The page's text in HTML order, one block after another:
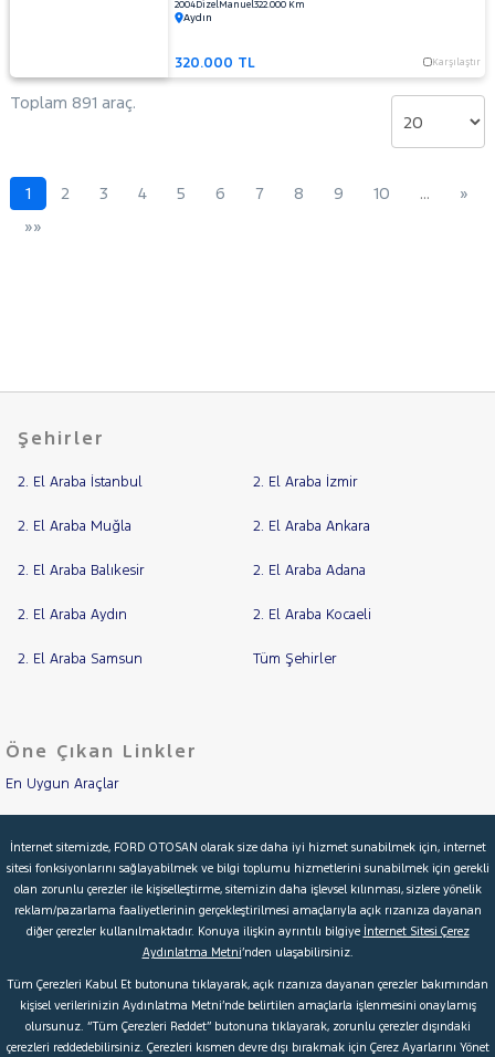
2004DizelManuel322.000 Km
Aydın
320.000 TL Karşılaştır
Toplam 891 araç.
1 2 3 4 5 6 7 8 9 10 …
»
»»
Şehirler
2. El Araba İstanbul 2. El Araba İzmir
2. El Araba Muğla 2. El Araba Ankara
2. El Araba Balıkesir 2. El Araba Adana
2. El Araba Aydın 2. El Araba Kocaeli
2. El Araba Samsun Tüm Şehirler
Öne Çıkan Linkler
En Uygun Araçlar
İkinci El Garanti
Kampanyalar
Kredi Hesaplama & Başvuru
© 2026 Ford Türkiye Ford Kurumsal Hakkımızda
İnternet sitemizde, FORD OTOSAN olarak size daha iyi hizmet sunabilmek için, internet
sitesi fonksiyonlarını sağlayabilmek ve bilgi toplumu hizmetlerini sunabilmek için gerekli
olan zorunlu çerezler ile kişiselleştirme, sitemizin daha işlevsel kılınması, sizlere yönelik
reklam/pazarlama faaliyetlerinin gerçekleştirilmesi amaçlarıyla açık rızanıza dayanan
diğer çerezler kullanılmaktadır. Konuya ilişkin ayrıntılı bilgiye İnternet Sitesi Çerez
Aydınlatma Metni’nden ulaşabilirsiniz.
Tüm Çerezleri Kabul Et butonuna tıklayarak, açık rızanıza dayanan çerezler bakımından
kişisel verilerinizin Aydınlatma Metni’nde belirtilen amaçlarla işlenmesini onaylamış
olursunuz. “Tüm Çerezleri Reddet” butonuna tıklayarak, zorunlu çerezler dışındaki
çerezleri reddedebilirsiniz. Çerezleri kısmen devre dışı bırakmak için Çerez Ayarlarını Yönet